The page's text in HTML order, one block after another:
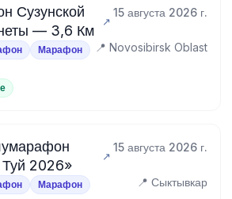
Сузунской
— 3,6 Км
15 августа 2026 г.
Марафон
📍 Novosibirsk Oblast
2026»
15 августа 2026 г.
Марафон
📍 Сыктывкар